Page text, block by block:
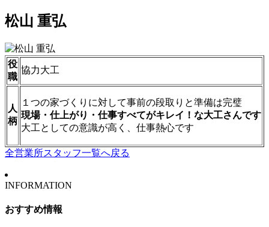
松山 重弘
役
職
協力大工
人
柄
１つの家づくりに対して事前の段取りと準備は完璧
現場・仕上がり・仕事すべてがキレイ！な大工さんです
大工としての意識が高く、仕事熱心です
全営業所スタッフ一覧へ戻る
INFORMATION
おすすめ情報